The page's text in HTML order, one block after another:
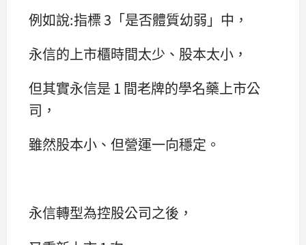
例如說:指標 3「是否體質幼弱」中，
永信的上市櫃時間太少、股本太小，
但其實永信是 1 間老牌的學名藥上市公
司，
雖然股本小、但營運一向穩定。
永信轉型為控股公司之後，